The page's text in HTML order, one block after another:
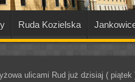
Ruda Kozielska
ulicami Rud już dzisiaj ( piątek